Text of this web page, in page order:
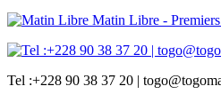
Matin Libre -
Tel :+228 90 38 37 20 |